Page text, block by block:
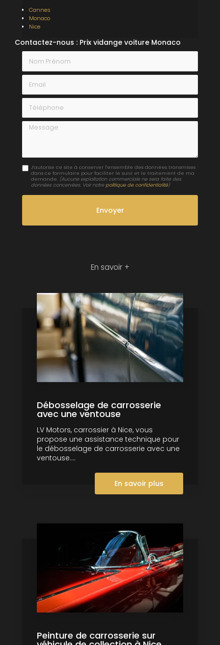
Cannes
Monaco
Nice
Contactez-nous : Prix vidange voiture Monaco
Nom Prénom
Email
Téléphone
Message
J'autorise ce site à conserver l'ensemble des données transmises
dans ce formulaire pour faciliter le suivi et le traitement de ma
demande. (Aucune exploitation commerciale ne sera faite des
données concervées. Voir notre politique de confidentialité)
En savoir +
Débosselage de carrosserie
avec une ventouse
LV Motors, carrossier à Nice, vous
propose une assistance technique pour
le débosselage de carrosserie avec une
ventouse....
En savoir plus
Peinture de carrosserie sur